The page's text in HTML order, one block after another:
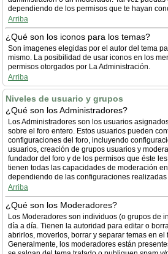
dependiendo de los permisos que te hayan
Arriba
¿Qué son los iconos para los temas?
Son imagenes elegidas por el autor del tema
mismo. La posibilidad de usar iconos en los
permisos otorgados por La Administración.
Arriba
Niveles de usuario y grupos
¿Qué son los Administradores?
Los Administradores son los usuarios
sobre el foro entero. Estos usuarios pueden
configuraciones del foro, incluyendo
usuarios, creación de grupos usuarios y
fundador del foro y de los permisos que éste
tienen todas las capacidades de moderación
dependiendo de las configuraciones
Arriba
¿Qué son los Moderadores?
Los Moderadores son individuos (o grupos de
día a día. Tienen la autoridad para editar o
abrirlos, moverlos, borrar y separar temas en el
Generalmente, los moderadores están